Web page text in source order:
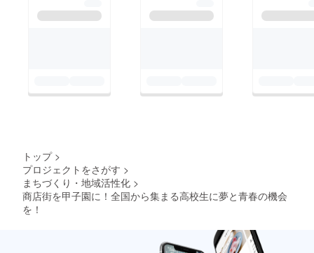
日まで２４日に迫った
高校生が高崎を目指し
てほしい。そのために
成功に導いていこうと
催します！ 第1回大会
い！
トップ >
プロジェクトをさがす >
まちづくり・地域活性化 >
商店街を甲子園に！全国から集まる高校生に夢と青春の機会
を！